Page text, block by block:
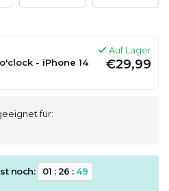
- iPhone 14
Auf Lager
€29,99
für:
noch: 01 :26 : 48